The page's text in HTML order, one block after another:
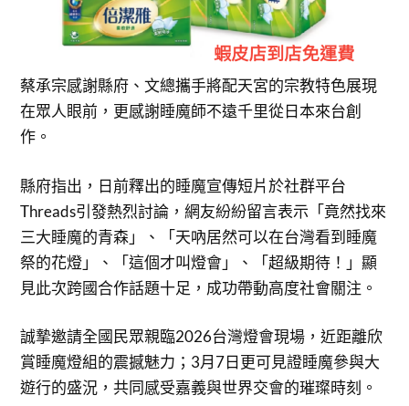
蔡承宗感謝縣府、文總攜手將配天宮的宗教特色展現
在眾人眼前，更感謝睡魔師不遠千里從日本來台創
作。
縣府指出，日前釋出的睡魔宣傳短片於社群平台
Threads引發熱烈討論，網友紛紛留言表示「竟然找來
三大睡魔的青森」、「天吶居然可以在台灣看到睡魔
祭的花燈」、「這個才叫燈會」、「超級期待！」顯
見此次跨國合作話題十足，成功帶動高度社會關注。
誠摯邀請全國民眾親臨2026台灣燈會現場，近距離欣
賞睡魔燈組的震撼魅力；3月7日更可見證睡魔參與大
遊行的盛況，共同感受嘉義與世界交會的璀璨時刻。